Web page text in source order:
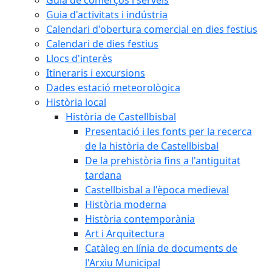
Guia d'activitats i indústria
Calendari d'obertura comercial en dies festius
Calendari de dies festius
Llocs d'interès
Itineraris i excursions
Dades estació meteorològica
Història local
Història de Castellbisbal
Presentació i les fonts per la recerca
de la història de Castellbisbal
De la prehistòria fins a l'antiguitat
tardana
Castellbisbal a l'època medieval
Història moderna
Història contemporània
Art i Arquitectura
Catàleg en línia de documents de
l'Arxiu Municipal